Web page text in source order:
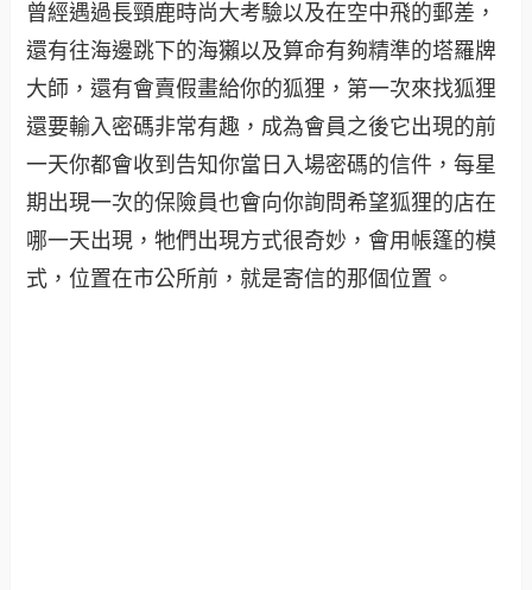
曾經遇過長頸鹿時尚大考驗以及在空中飛的郵差，
還有往海邊跳下的海獺以及算命有夠精準的塔羅牌
大師，還有會賣假畫給你的狐狸，第一次來找狐狸
還要輸入密碼非常有趣，成為會員之後它出現的前
一天你都會收到告知你當日入場密碼的信件，每星
期出現一次的保險員也會向你詢問希望狐狸的店在
哪一天出現，牠們出現方式很奇妙，會用帳篷的模
式，位置在市公所前，就是寄信的那個位置 。